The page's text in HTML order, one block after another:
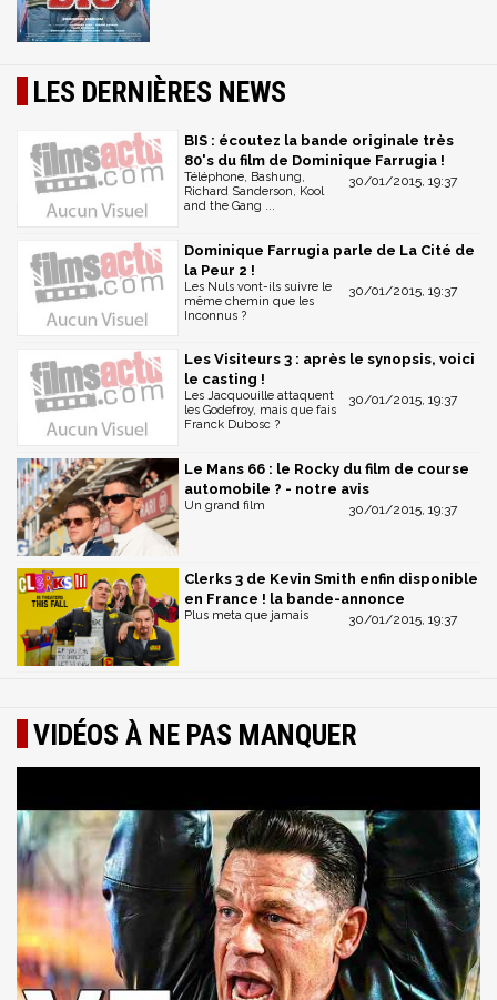
LES DERNIÈRES NEWS
BIS : écoutez la bande originale très
80's du film de Dominique Farrugia !
30/01/2015, 19:37
Téléphone, Bashung,
Richard Sanderson, Kool
and the Gang ...
Dominique Farrugia parle de La Cité de
la Peur 2 !
30/01/2015, 19:37
Les Nuls vont-ils suivre le
même chemin que les
Inconnus ?
Les Visiteurs 3 : après le synopsis, voici
le casting !
30/01/2015, 19:37
Les Jacquouille attaquent
les Godefroy, mais que fais
Franck Dubosc ?
Le Mans 66 : le Rocky du film de course
automobile ? - notre avis
30/01/2015, 19:37
Un grand film
Clerks 3 de Kevin Smith enfin disponible
en France ! la bande-annonce
30/01/2015, 19:37
Plus meta que jamais
VIDÉOS À NE PAS MANQUER